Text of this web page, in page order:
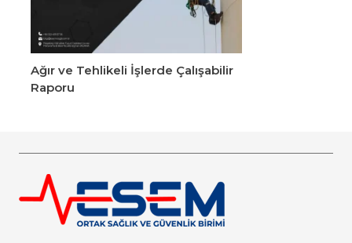
Ağır ve Tehlikeli İşlerde Çalışabilir
Raporu